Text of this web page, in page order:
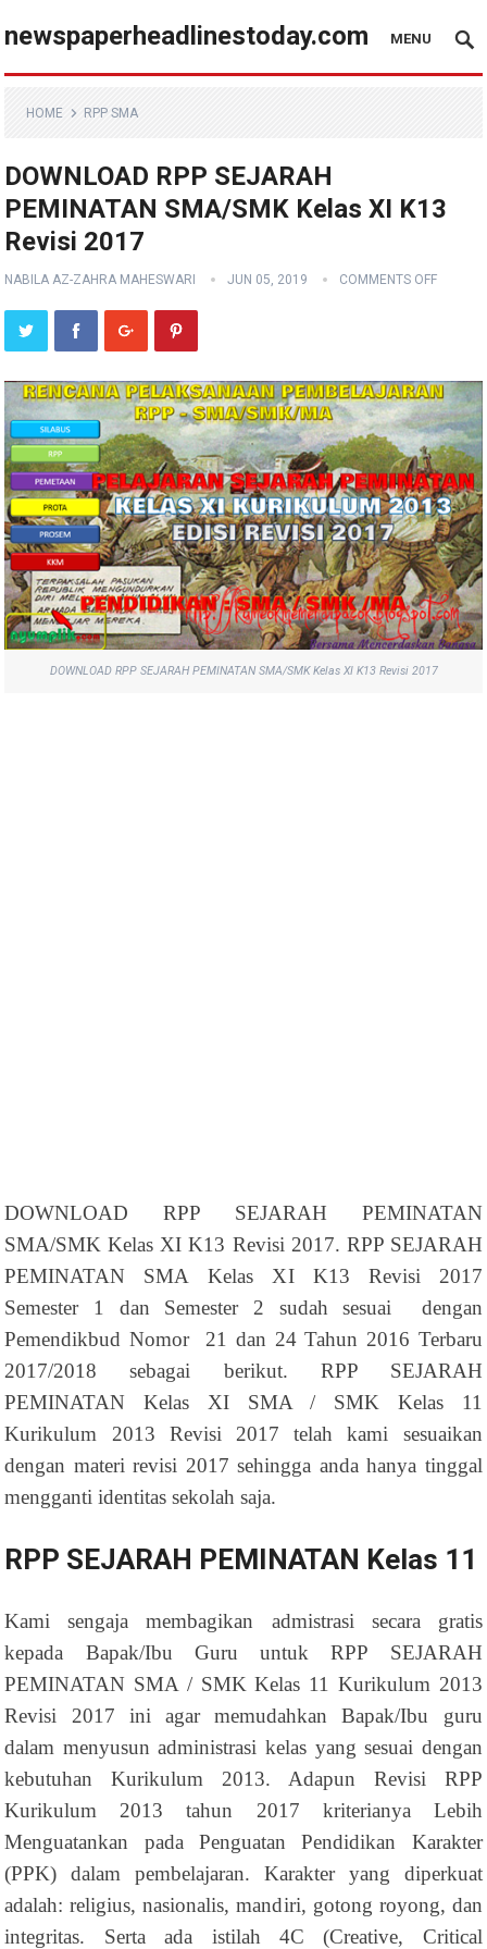
newspaperheadlinestoday.com MENU
HOME RPP SMA
DOWNLOAD RPP SEJARAH
PEMINATAN SMA/SMK Kelas XI K13
Revisi 2017
NABILA AZ-ZAHRA MAHESWARI JUN 05, 2019 COMMENTS OFF
DOWNLOAD RPP SEJARAH PEMINATAN SMA/SMK Kelas XI K13 Revisi 2017
DOWNLOAD RPP SEJARAH PEMINATAN
SMA/SMK Kelas XI K13 Revisi 2017. RPP SEJARAH
PEMINATAN SMA Kelas XI K13 Revisi 2017
Semester 1 dan Semester 2 sudah sesuai dengan
Pemendikbud Nomor 21 dan 24 Tahun 2016 Terbaru
2017/2018 sebagai berikut. RPP SEJARAH
PEMINATAN Kelas XI SMA / SMK Kelas 11
Kurikulum 2013 Revisi 2017 telah kami sesuaikan
dengan materi revisi 2017 sehingga anda hanya tinggal
mengganti identitas sekolah saja.
RPP SEJARAH PEMINATAN Kelas 11
Kami sengaja membagikan admistrasi secara gratis
kepada Bapak/Ibu Guru untuk RPP SEJARAH
PEMINATAN SMA / SMK Kelas 11 Kurikulum 2013
Revisi 2017 ini agar memudahkan Bapak/Ibu guru
dalam menyusun administrasi kelas yang sesuai dengan
kebutuhan Kurikulum 2013. Adapun Revisi RPP
Kurikulum 2013 tahun 2017 kriterianya Lebih
Menguatankan pada Penguatan Pendidikan Karakter
(PPK) dalam pembelajaran. Karakter yang diperkuat
adalah: religius, nasionalis, mandiri, gotong royong, dan
integritas. Serta ada istilah 4C (Creative, Critical